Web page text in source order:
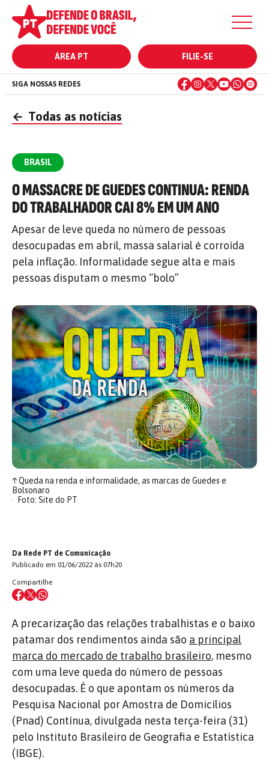
ÁREA PT FILIE-SE
SIGA NOSSAS REDES
← Todas as notícias
BRASIL
O MASSACRE DE GUEDES CONTINUA: RENDA
DO TRABALHADOR CAI 8% EM UM ANO
Apesar de leve queda no número de pessoas
desocupadas em abril, massa salarial é corroída
pela inflação. Informalidade segue alta e mais
pessoas disputam o mesmo “bolo”
↑Queda na renda e informalidade, as marcas de Guedes e
Bolsonaro
Foto: Site do PT
Da Rede PT de Comunicação
Publicado em 01/06/2022 às 07h20
Compartilhe
A precarização das relações trabalhistas e o baixo
patamar dos rendimentos ainda são a principal
marca do mercado de trabalho brasileiro, mesmo
com uma leve queda do número de pessoas
desocupadas. É o que apontam os números da
Pesquisa Nacional por Amostra de Domicílios
(Pnad) Contínua, divulgada nesta terça-feira (31)
pelo Instituto Brasileiro de Geografia e Estatística
(IBGE).